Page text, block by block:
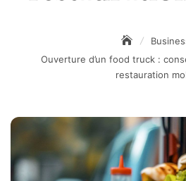
Ouverture d’un food truck :
restauration